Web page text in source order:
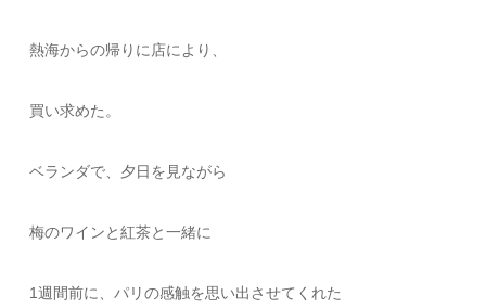
熱海からの帰りに店により、
買い求めた。
ベランダで、夕日を見ながら
梅のワインと紅茶と一緒に
1週間前に、パリの感触を思い出させてくれた